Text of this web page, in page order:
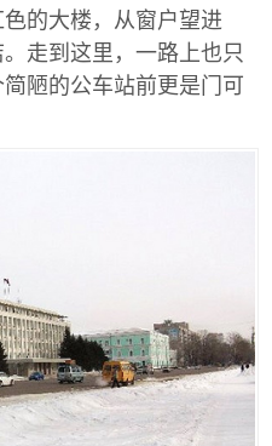
的大楼，从窗户望进
走到这里，一路上也只
陋的公车站前更是门可